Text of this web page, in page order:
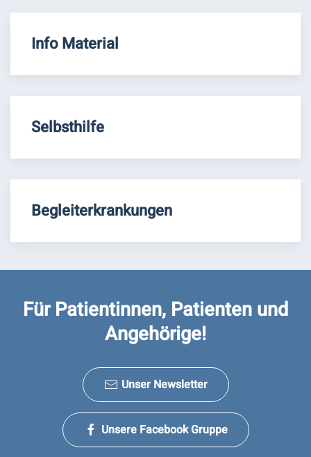
Info Material
Selbsthilfe
Begleiterkrankungen
Für Patientinnen, Patienten und
Angehörige!
Unser Newsletter
Unsere Facebook Gruppe